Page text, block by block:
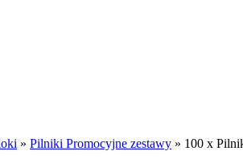
» Pilniki Promocyjne zestawy » 100 x